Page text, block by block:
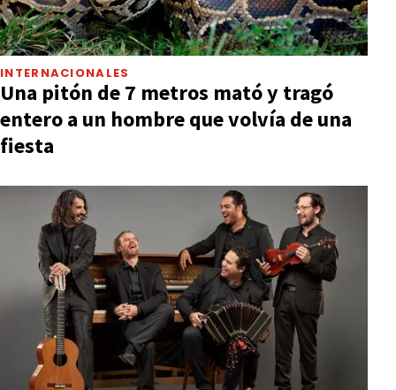
INTERNACIONALES
Una pitón de 7 metros mató y tragó
entero a un hombre que volvía de una
fiesta